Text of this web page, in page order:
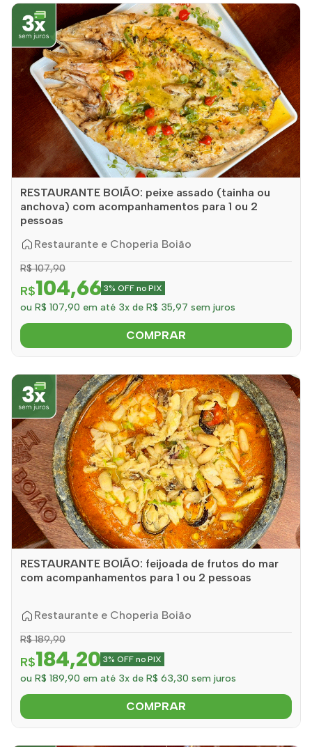
RESTAURANTE BOIÃO: peixe assado (tainha ou
anchova) com acompanhamentos para 1 ou 2
pessoas
Restaurante e Choperia Boião
R$ 107,90
R$104,66 3% OFF no PIX
ou R$ 107,90 em até 3x de R$ 35,97 sem juros
COMPRAR
RESTAURANTE BOIÃO: feijoada de frutos do mar
com acompanhamentos para 1 ou 2 pessoas
Restaurante e Choperia Boião
R$ 189,90
R$184,20 3% OFF no PIX
ou R$ 189,90 em até 3x de R$ 63,30 sem juros
COMPRAR